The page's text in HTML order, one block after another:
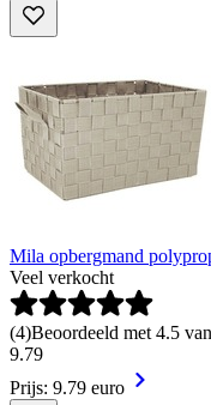
Mila opbergmand
Veel verkocht
(4)Beoordeeld met 4.5
9.79
Prijs: 9.79 euro